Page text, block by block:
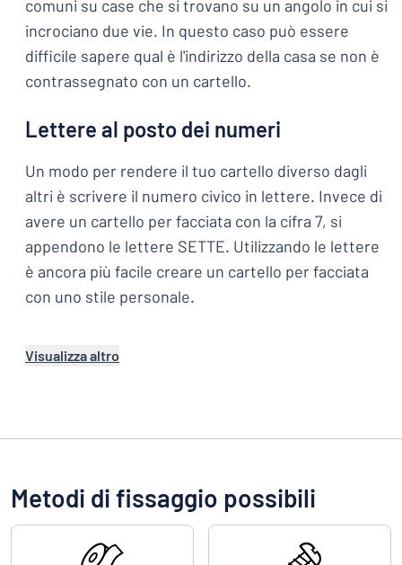
comuni su case che si trovano su un angolo in cui si
incrociano due vie. In questo caso può essere
difficile sapere qual è l'indirizzo della casa se non è
contrassegnato con un cartello.
Lettere al posto dei numeri
Un modo per rendere il tuo cartello diverso dagli
altri è scrivere il numero civico in lettere. Invece di
avere un cartello per facciata con la cifra 7, si
appendono le lettere SETTE. Utilizzando le lettere
è ancora più facile creare un cartello per facciata
con uno stile personale.
Visualizza altro
Metodi di fissaggio possibili